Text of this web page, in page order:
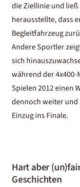
die Ziellinie und ließ
herausstellte, dass
Begleitfahrzeug
Andere Sportler
sich
während der
Spielen 2012 einen
dennoch weiter und
Einzug ins Finale.
Hart aber
Geschichten